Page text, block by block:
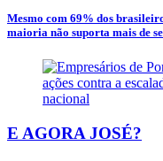
Mesmo com 69% dos
maioria não suporta mais de
E AGORA JOSÉ?